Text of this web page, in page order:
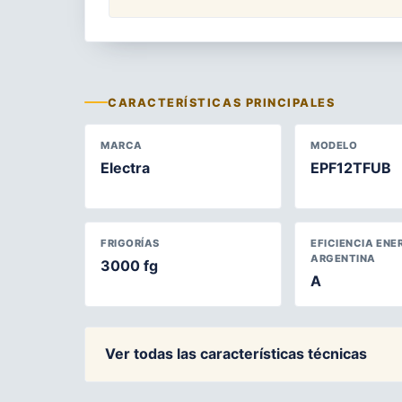
CARACTERÍSTICAS PRINCIPALES
MARCA
Electra
MODELO
EPF12TFUB
FRIGORÍAS
3000 fg
EFICIENCIA
ARGENTINA
A
Ver todas las características técnicas